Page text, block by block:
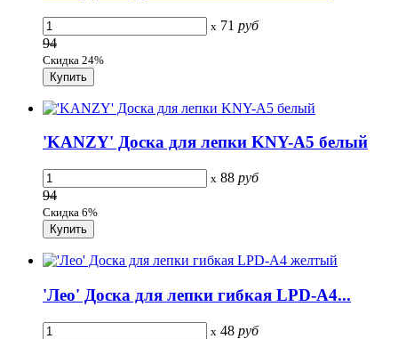
x 71 руб
94
Скидка 24%
'KANZY' Доска для лепки KNY-A5 белый
x 88 руб
94
Скидка 6%
'Лео' Доска для лепки гибкая LPD-A4...
x 48 руб